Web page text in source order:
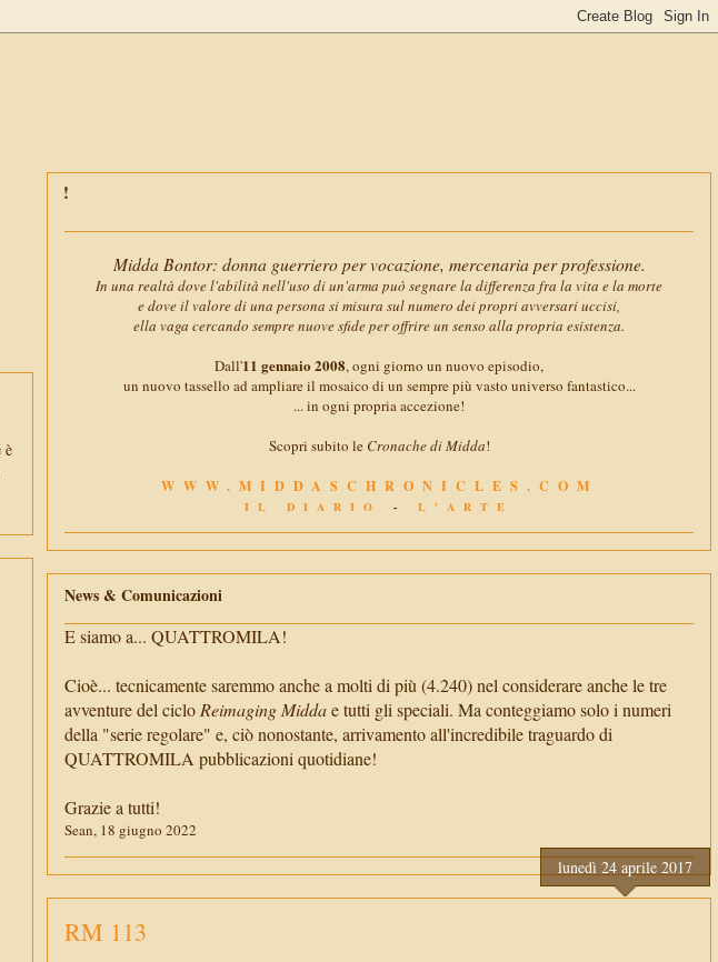
Midda Bontor: donna guerriero per vocazione, mercenaria per professione.
In una realtà dove l'abilità nell'uso di un'arma può segnare la differenza fra la vita e la morte
e dove il valore di una persona si misura sul numero dei propri avversari uccisi,
ella vaga cercando sempre nuove sfide per offrire un senso alla propria esistenza.
Dall'11 gennaio 2008, ogni giorno un nuovo episodio,
un nuovo tassello ad ampliare il mosaico di un sempre più vasto universo fantastico...
... in ogni propria accezione!
Scopri subito le Cronache di Midda!
WWW.MIDDASCHRONICLES.COM
IL DIARIO - L'ARTE
News & Comunicazioni
E siamo a... QUATTROMILA!
Cioè... tecnicamente saremmo anche a molti di più (4.240) nel considerare anche le tre
avventure del cicloReimaging Middae tutti gli speciali. Ma conteggiamo solo i numeri
della "serie regolare" e, ciò nonostante, arrivamento all'incredibile traguardo di
QUATTROMILA pubblicazioni quotidiane!
Grazie a tutti!
Sean, 18 giugno 2022
lunedì 24 aprile 2017
RM 113
è